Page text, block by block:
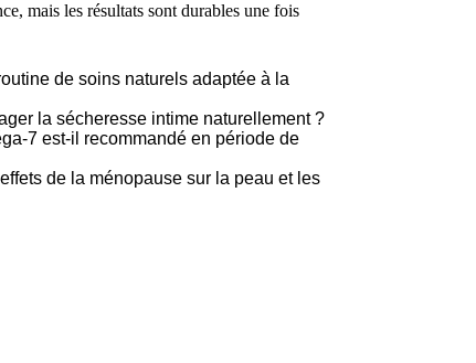
mais les résultats sont durables une fois
de soins naturels adaptée à la
la sécheresse intime naturellement ?
7 est-il recommandé en période de
de la ménopause sur la peau et les